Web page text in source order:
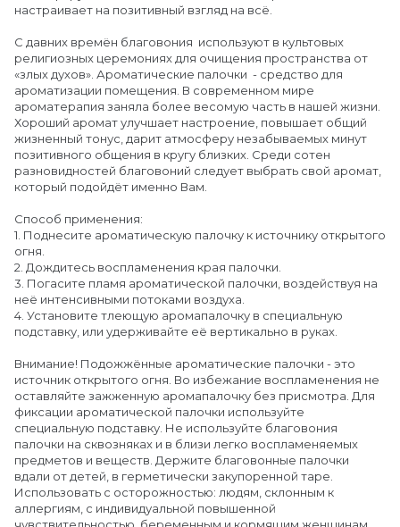
настраивает на позитивный взгляд на всё.
С давних времён благовония используют в культовых
религиозных церемониях для очищения пространства от
«злых духов». Ароматические палочки - средство для
ароматизации помещения. В современном мире
ароматерапия заняла более весомую часть в нашей жизни.
Хороший аромат улучшает настроение, повышает общий
жизненный тонус, дарит атмосферу незабываемых минут
позитивного общения в кругу близких. Среди сотен
разновидностей благовоний следует выбрать свой аромат,
который подойдёт именно Вам.
Способ применения:
1. Поднесите ароматическую палочку к источнику открытого
огня.
2. Дождитесь воспламенения края палочки.
3. Погасите пламя ароматической палочки, воздействуя на
неё интенсивными потоками воздуха.
4. Установите тлеющую аромапалочку в специальную
подставку, или удерживайте её вертикально в руках.
Внимание! Подожжённые ароматические палочки - это
источник открытого огня. Во избежание воспламенения не
оставляйте зажженную аромапалочку без присмотра. Для
фиксации ароматической палочки используйте
специальную подставку. Не используйте благовония
палочки на сквозняках и в близи легко воспламеняемых
предметов и веществ. Держите благовонные палочки
вдали от детей, в герметически закупоренной таре.
Использовать с осторожностью: людям, склонным к
аллергиям, с индивидуальной повышенной